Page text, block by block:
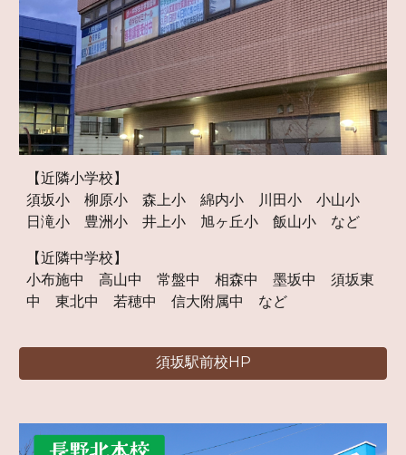
【近隣小学校】
須坂小柳原小森上小綿内小 川田小 小山小
日滝小 豊洲小 井上小 旭ヶ丘小 飯山小 など
【近隣中学校】
小布施中 高山中 常盤中 相森中 墨坂中 須坂東
中 東北中 若穂中 信大附属中 など
須坂駅前校HP